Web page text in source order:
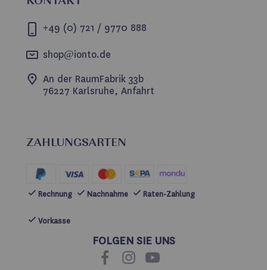
+49 (0) 721 / 9770 888
shop@ionto.de
An der RaumFabrik 33b
76227 Karlsruhe, Anfahrt
ZAHLUNGSARTEN
Rechnung Nachnahme Raten-Zahlung
Vorkasse
FOLGEN SIE UNS